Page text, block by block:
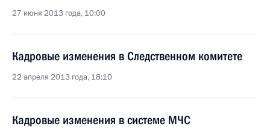
27 июня 2013 года, 10:00
Кадровые изменения в Следственном комитете
22 апреля 2013 года, 18:10
Кадровые изменения в системе МЧС